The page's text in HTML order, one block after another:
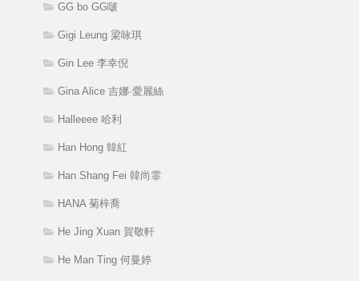
GG bo GG啵
Gigi Leung 梁咏琪
Gin Lee 李幸倪
Gina Alice 吉娜·愛麗絲
Halleeee 哈利
Han Hong 韓紅
Han Shang Fei 韓尚霏
HANA 菊梓喬
He Jing Xuan 賀敬軒
He Man Ting 何曼婷